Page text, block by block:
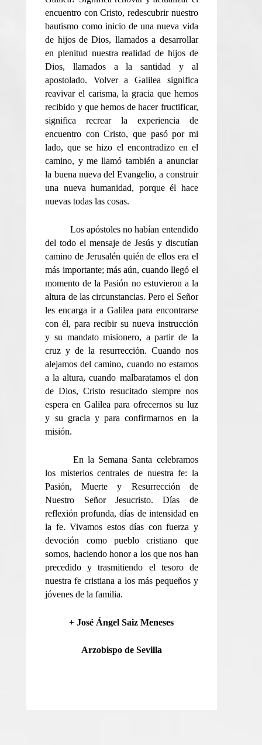
encuentro con Cristo, redescubrir nuestro
bautismo como inicio de una nueva vida
de hijos de Dios, llamados a desarrollar
en plenitud nuestra realidad de hijos de
Dios, llamados a la santidad y al
apostolado. Volver a Galilea significa
reavivar el carisma, la gracia que hemos
recibido y que hemos de hacer fructificar,
significa recrear la experiencia de
encuentro con Cristo, que pasó por mi
lado, que se hizo el encontradizo en el
camino, y me llamó también a anunciar
la buena nueva del Evangelio, a construir
una nueva humanidad, porque él hace
nuevas todas las cosas.
Los apóstoles no habían entendido
del todo el mensaje de Jesús y discutían
camino de Jerusalén quién de ellos era el
más importante; más aún, cuando llegó el
momento de la Pasión no estuvieron a la
altura de las circunstancias. Pero el Señor
les encarga ir a Galilea para encontrarse
con él, para recibir su nueva instrucción
y su mandato misionero, a partir de la
cruz y de la resurrección. Cuando nos
alejamos del camino, cuando no estamos
a la altura, cuando malbaratamos el don
de Dios, Cristo resucitado siempre nos
espera en Galilea para ofrecernos su luz
y su gracia y para confirmarnos en la
misión.
En la Semana Santa celebramos
los misterios centrales de nuestra fe: la
Pasión, Muerte y Resurrección de
Nuestro Señor Jesucristo. Días de
reflexión profunda, días de intensidad en
la fe. Vivamos estos días con fuerza y
devoción como pueblo cristiano que
somos, haciendo honor a los que nos han
precedido y trasmitiendo el tesoro de
nuestra fe cristiana a los más pequeños y
jóvenes de la familia.
+ José Ángel Saiz Meneses
Arzobispo de Sevilla